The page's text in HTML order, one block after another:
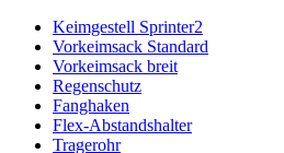
Keimgestell Sprinter2
Vorkeimsack Standard
Vorkeimsack breit
Regenschutz
Fanghaken
Flex-Abstandshalter
Tragerohr